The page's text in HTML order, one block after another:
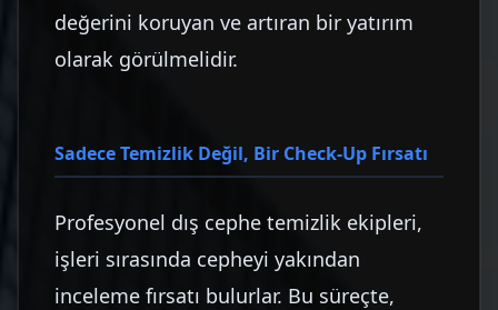
değerini koruyan ve artıran bir yatırım
olarak görülmelidir.
Sadece Temizlik Değil, Bir Check-Up Fırsatı
Profesyonel dış cephe temizlik ekipleri,
işleri sırasında cepheyi yakından
inceleme fırsatı bulurlar. Bu süreçte,